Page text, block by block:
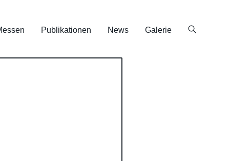
Publikationen News Galerie